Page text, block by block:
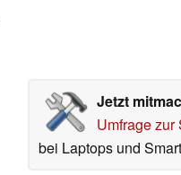
Jetzt
Umfrage
bei Laptops und